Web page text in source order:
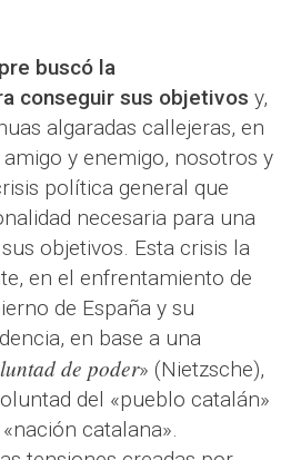
buscó la
conseguir sus objetivos y,
algaradas callejeras, en
y enemigo, nosotros y
política general que
necesaria para una
objetivos. Esta crisis la
en el enfrentamiento de
de España y su
en base a una
de poder» (Nietzsche),
del «pueblo catalán»
catalana».